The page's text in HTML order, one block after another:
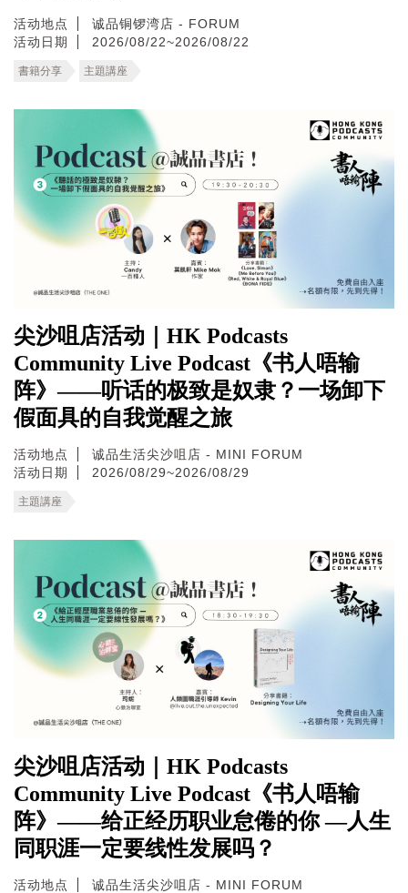
活动地点
诚品铜锣湾店 - FORUM
活动日期
2026/08/22~2026/08/22
書籍分享 主題講座
尖沙咀店活动｜HK Podcasts
Community Live Podcast《书人唔输
阵》——听话的极致是奴隶？一场卸下
假面具的自我觉醒之旅
活动地点
诚品生活尖沙咀店 - MINI FORUM
活动日期
2026/08/29~2026/08/29
主題講座
尖沙咀店活动｜HK Podcasts
Community Live Podcast《书人唔输
阵》——给正经历职业怠倦的你 —人生
同职涯一定要线性发展吗？
活动地点
诚品生活尖沙咀店 - MINI FORUM